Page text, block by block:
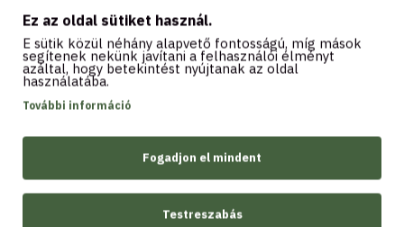
Kosárba
-14 %
Ez az oldal sütiket használ.
E sütik közül néhány alapvető fontosságú, míg mások
segítenek nekünk javítani a felhasználói élményt
azáltal, hogy betekintést nyújtanak az oldal
használatába.
További információ
Fogadjon el mindent
Testreszabás